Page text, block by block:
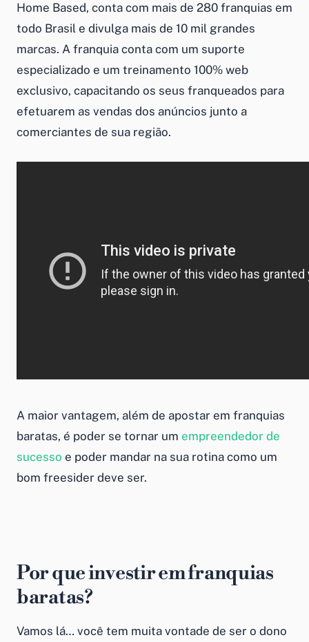
Home Based, conta com mais de 280 franquias em
todo Brasil e divulga mais de 10 mil grandes
marcas. A franquia conta com um suporte
especializado e um treinamento 100% web
exclusivo, capacitando os seus franqueados para
efetuarem as vendas dos anúncios junto a
comerciantes de sua região.
A maior vantagem, além de apostar em franquias
baratas, é poder se tornar um empreendedor de
sucesso e poder mandar na sua rotina como um
bom freesider deve ser.
Por que investir emfranquias
baratas?
Vamos lá… você tem muita vontade de ser o dono